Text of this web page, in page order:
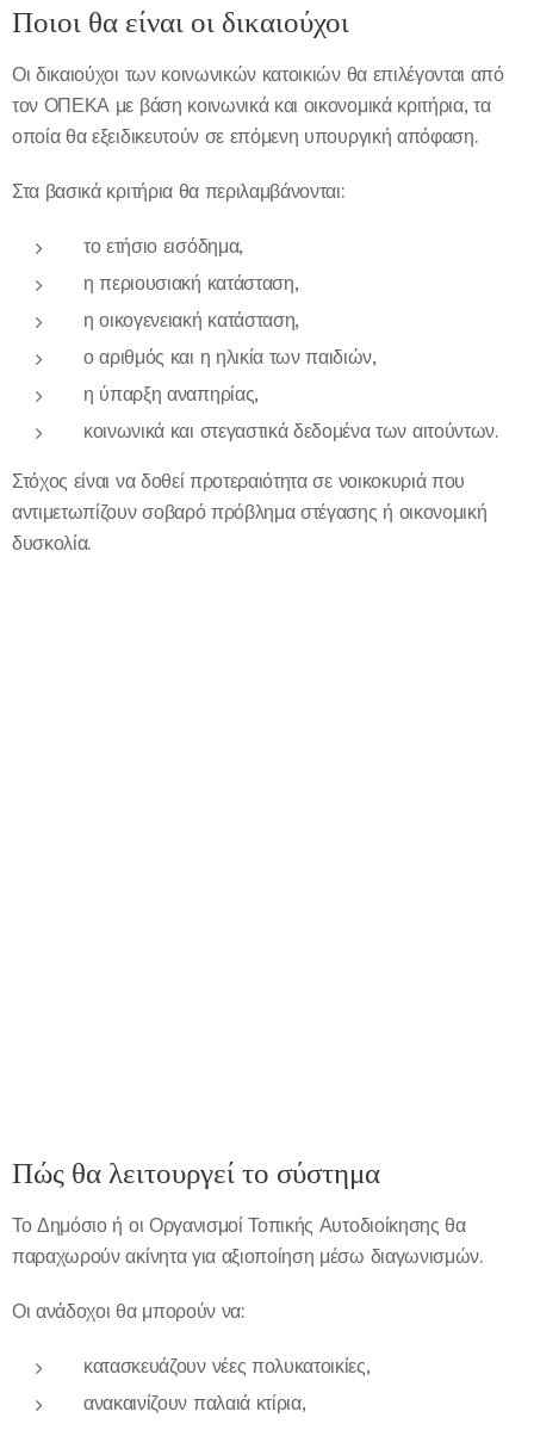
Ποιοι θα είναι οι δικαιούχοι
Οι δικαιούχοι των κοινωνικών κατοικιών θα επιλέγονται από
τον ΟΠΕΚΑ με βάση κοινωνικά και οικονομικά κριτήρια, τα
οποία θα εξειδικευτούν σε επόμενη υπουργική απόφαση.
Στα βασικά κριτήρια θα περιλαμβάνονται:
το ετήσιο εισόδημα,
η περιουσιακή κατάσταση,
η οικογενειακή κατάσταση,
ο αριθμός και η ηλικία των παιδιών,
η ύπαρξη αναπηρίας,
κοινωνικά και στεγαστικά δεδομένα των αιτούντων.
Στόχος είναι να δοθεί προτεραιότητα σε νοικοκυριά που
αντιμετωπίζουν σοβαρό πρόβλημα στέγασης ή οικονομική
δυσκολία.
Πώς θα λειτουργεί το σύστημα
Το Δημόσιο ή οι Οργανισμοί Τοπικής Αυτοδιοίκησης θα
παραχωρούν ακίνητα για αξιοποίηση μέσω διαγωνισμών.
Οι ανάδοχοι θα μπορούν να:
κατασκευάζουν νέες πολυκατοικίες,
ανακαινίζουν παλαιά κτίρια,